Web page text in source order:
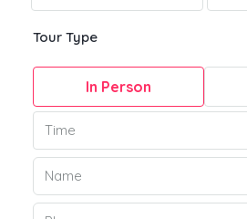
Tour Type
In Person
Time